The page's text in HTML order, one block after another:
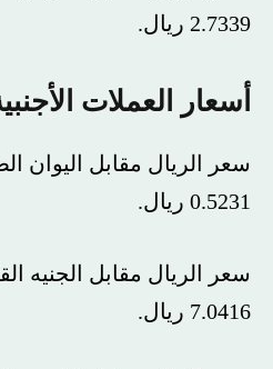
2.7339 ريال.
أسعار العملات
سعر الريال مقابل اليوان
0.5231 ريال.
سعر الريال مقابل الجنيه
7.0416 ريال.